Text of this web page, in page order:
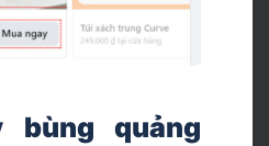
bùng quảng